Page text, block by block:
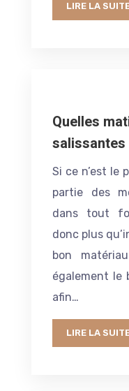
LIRE LA
Quelles
salissantes
Si ce n’est le
partie des
dans tout
donc plus
bon
également le
afin…
LIRE LA